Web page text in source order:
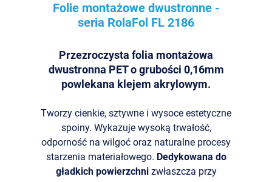
Folie montażowe dwustronne -
seria RolaFol FL 2186
Przezroczysta folia montażowa
dwustronna PET o grubości 0,16mm
powlekana klejem akrylowym.
Tworzy cienkie, sztywne i wysoce estetyczne
spoiny. Wykazuje wysoką trwałość,
odporność na wilgoć oraz naturalne procesy
starzenia materiałowego. Dedykowana do
gładkich powierzchni zwłaszcza przy